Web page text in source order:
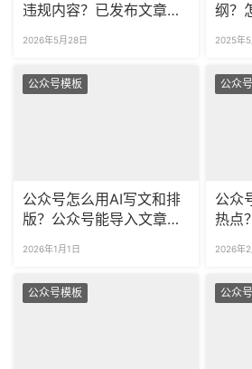
违规内容？已发布文章怎
2026年5月28日
纲？
2025年
公众号模板
公众号怎么用AI写文和排
版？公众号能导入文章用
2026年1月1日
公众
公众
热点
2026年
公众号模板 公众